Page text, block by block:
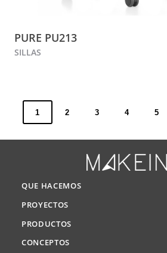
PURE PU213
SILLAS
1 2 3 4 5
QUE HACEMOS
PROYECTOS
PRODUCTOS
CONCEPTOS